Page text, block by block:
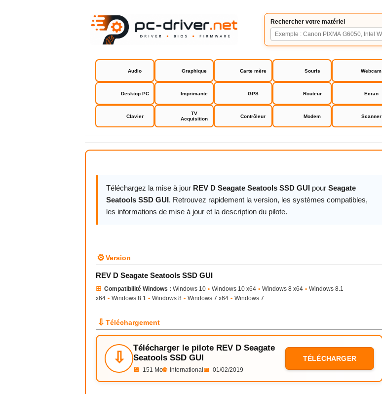
Rechercher votre matériel
Audio Graphique Carte mère Souris Webcam
Desktop PC Imprimante GPS Routeur Ecran
Clavier
TV
Acquisition
Contrôleur Modem Scanner
Seagate Seatools SSD GUI
Téléchargez la mise à jour REV D Seagate Seatools SSD GUI pour Seagate
Seatools SSD GUI. Retrouvez rapidement la version, les systèmes compatibles,
les informations de mise à jour et la description du pilote.
⚙Version
REV D Seagate Seatools SSD GUI
⊞ Compatibilité Windows : Windows 10 • Windows 10 x64 • Windows 8 x64 • Windows 8.1
x64 • Windows 8.1 • Windows 8 • Windows 7 x64 • Windows 7
⇩ Téléchargement
⇩
Télécharger le pilote REV D Seagate
Seatools SSD GUI
💾 151 Mo🌐 International 📅 01/02/2019
TÉLÉCHARGER